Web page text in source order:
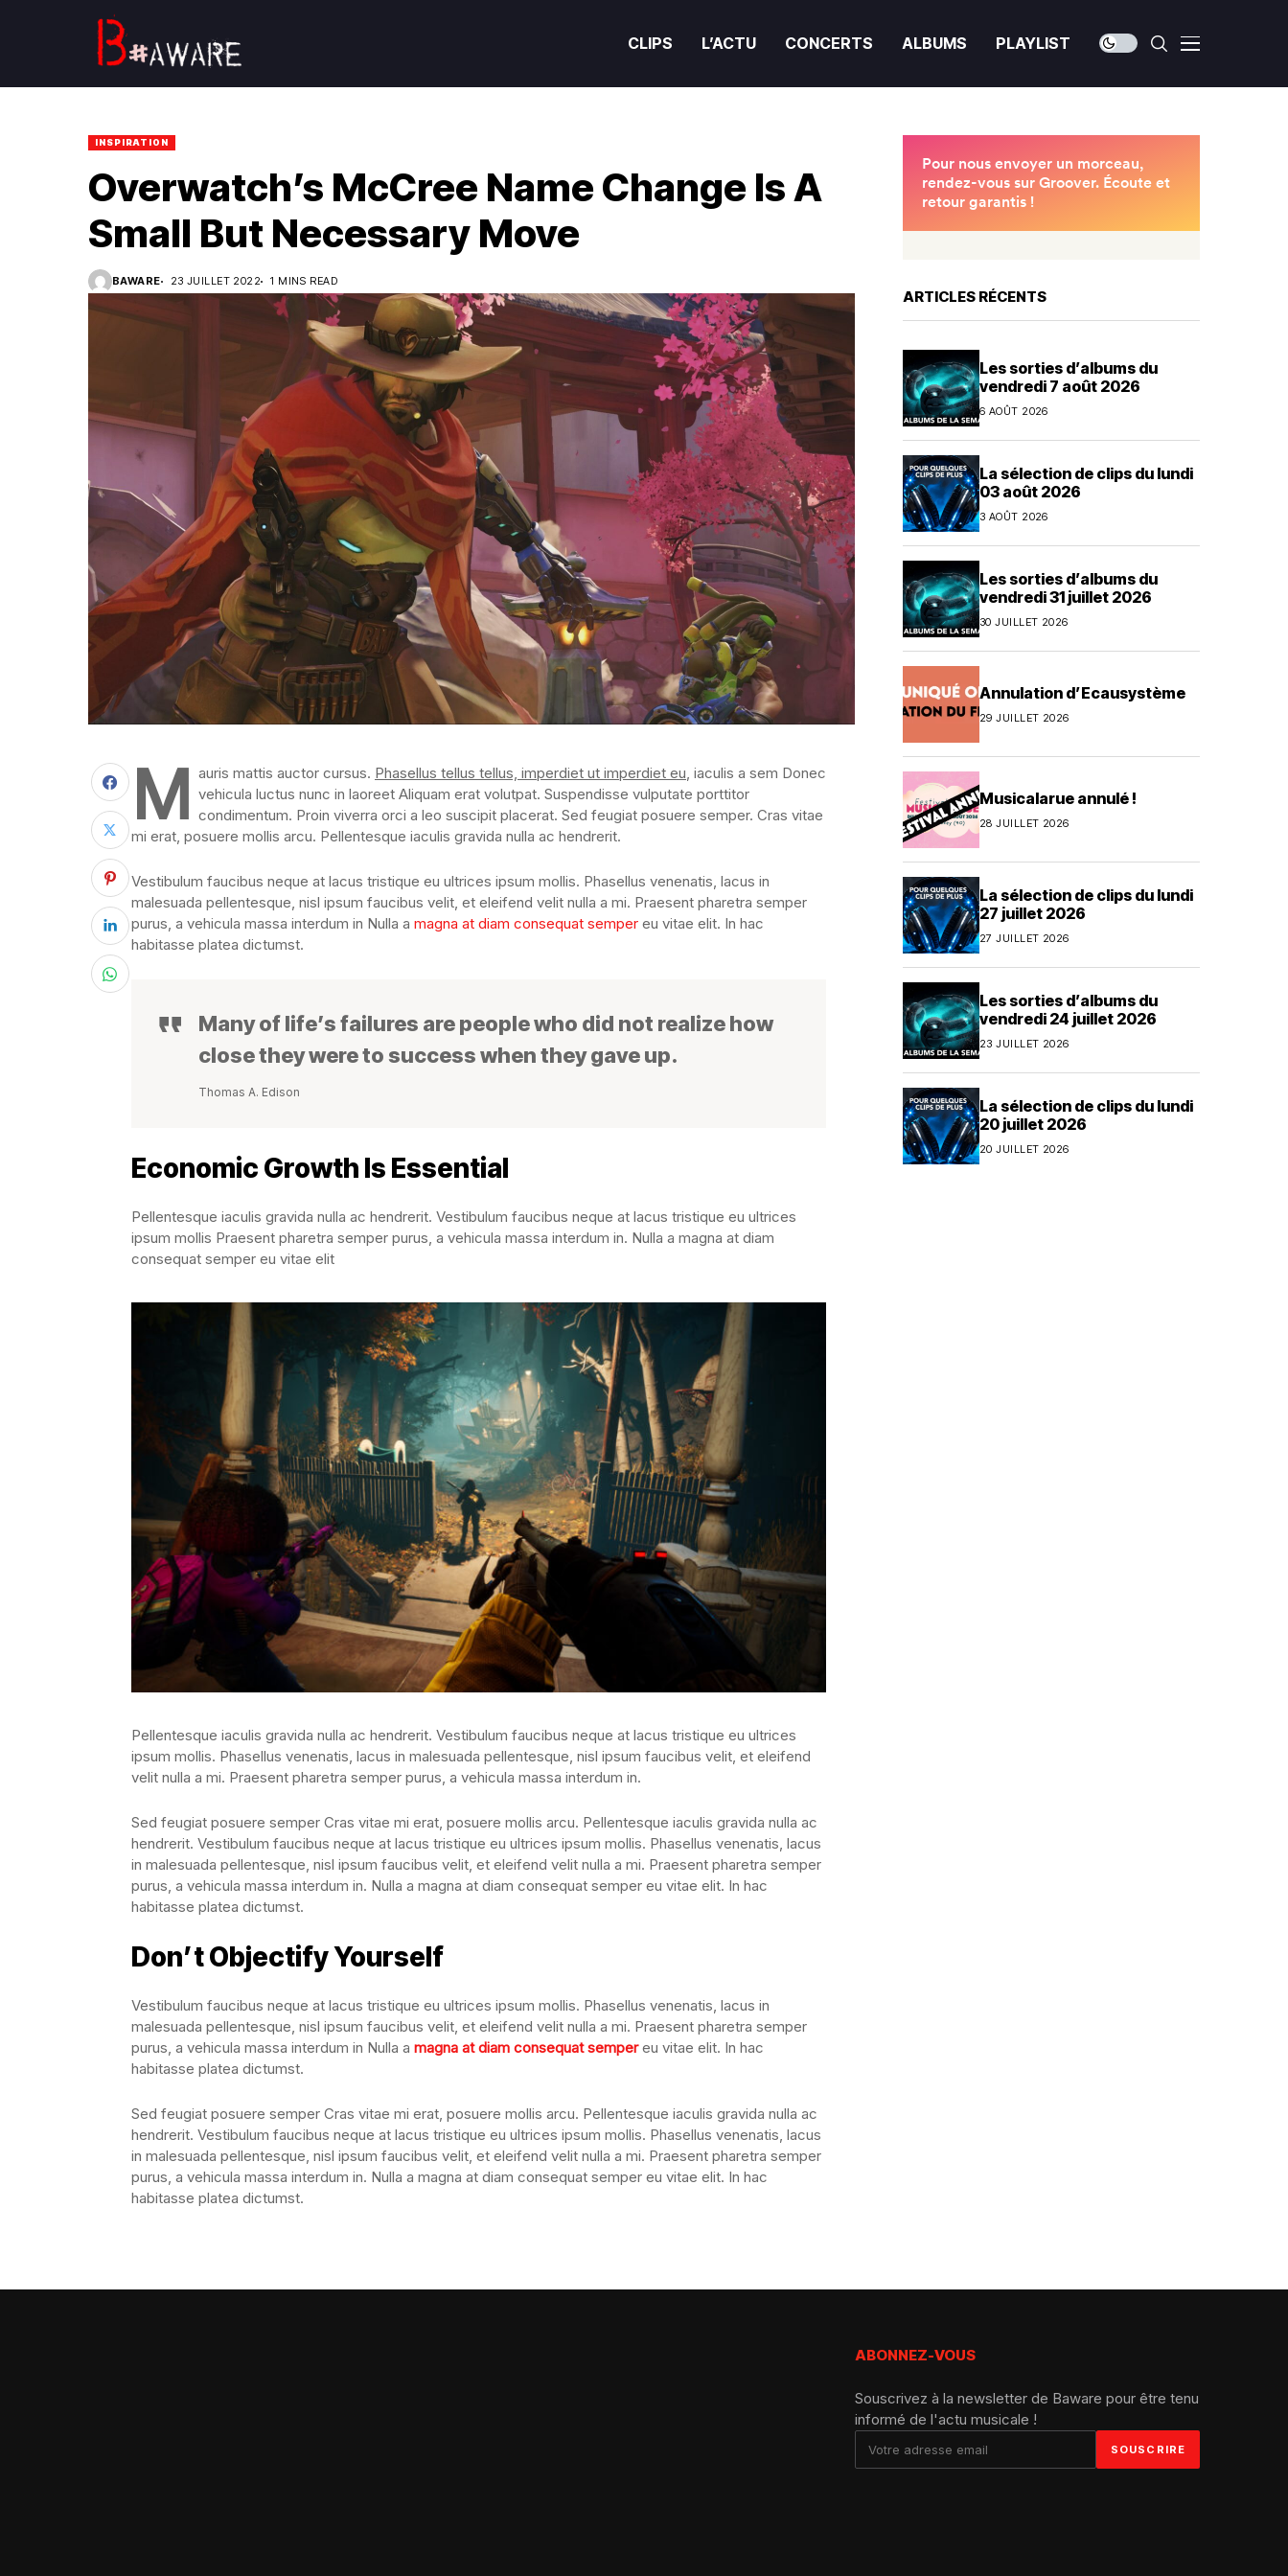
CLIPS L’ACTU CONCERTS ALBUMS PLAYLIST
INSPIRATION
Overwatch’s McCree Name Change Is A
Small But Necessary Move
BAWARE 23 JUILLET 2022 1 MINS READ
M auris mattis auctor cursus. Phasellus tellus tellus, imperdiet ut imperdiet eu, iaculis a sem Donec
vehicula luctus nunc in laoreet Aliquam erat volutpat. Suspendisse vulputate porttitor
condimentum. Proin viverra orci a leo suscipit placerat. Sed feugiat posuere semper. Cras vitae
mi erat, posuere mollis arcu. Pellentesque iaculis gravida nulla ac hendrerit.
Vestibulum faucibus neque at lacus tristique eu ultrices ipsum mollis. Phasellus venenatis, lacus in
malesuada pellentesque, nisl ipsum faucibus velit, et eleifend velit nulla a mi. Praesent pharetra semper
purus, a vehicula massa interdum in Nulla a magna at diam consequat semper eu vitae elit. In hac
habitasse platea dictumst.
Many of life’s failures are people who did not realize how
close they were to success when they gave up.
Thomas A. Edison
Economic Growth Is Essential
Pellentesque iaculis gravida nulla ac hendrerit. Vestibulum faucibus neque at lacus tristique eu ultrices
ipsum mollis Praesent pharetra semper purus, a vehicula massa interdum in. Nulla a magna at diam
consequat semper eu vitae elit
Pellentesque iaculis gravida nulla ac hendrerit. Vestibulum faucibus neque at lacus tristique eu ultrices
ipsum mollis. Phasellus venenatis, lacus in malesuada pellentesque, nisl ipsum faucibus velit, et eleifend
velit nulla a mi. Praesent pharetra semper purus, a vehicula massa interdum in.
Sed feugiat posuere semper Cras vitae mi erat, posuere mollis arcu. Pellentesque iaculis gravida nulla ac
hendrerit. Vestibulum faucibus neque at lacus tristique eu ultrices ipsum mollis. Phasellus venenatis, lacus
in malesuada pellentesque, nisl ipsum faucibus velit, et eleifend velit nulla a mi. Praesent pharetra semper
purus, a vehicula massa interdum in. Nulla a magna at diam consequat semper eu vitae elit. In hac
habitasse platea dictumst.
Don’t Objectify Yourself
Vestibulum faucibus neque at lacus tristique eu ultrices ipsum mollis. Phasellus venenatis, lacus in
malesuada pellentesque, nisl ipsum faucibus velit, et eleifend velit nulla a mi. Praesent pharetra semper
purus, a vehicula massa interdum in Nulla a magna at diam consequat sempereu vitae elit. In hac
habitasse platea dictumst.
Sed feugiat posuere semper Cras vitae mi erat, posuere mollis arcu. Pellentesque iaculis gravida nulla ac
hendrerit. Vestibulum faucibus neque at lacus tristique eu ultrices ipsum mollis. Phasellus venenatis, lacus
in malesuada pellentesque, nisl ipsum faucibus velit, et eleifend velit nulla a mi. Praesent pharetra semper
purus, a vehicula massa interdum in. Nulla a magna at diam consequat semper eu vitae elit. In hac
habitasse platea dictumst.
ARTICLES RÉCENTS
Les sorties d’albums du
vendredi 7 août 2026
6 AOÛT 2026
La sélection de clips du lundi
03 août 2026
3 AOÛT 2026
Les sorties d’albums du
vendredi 31 juillet 2026
30 JUILLET 2026
Annulation d’Ecausystème
29 JUILLET 2026
Musicalarue annulé !
28 JUILLET 2026
La sélection de clips du lundi
27 juillet 2026
27 JUILLET 2026
Les sorties d’albums du
vendredi 24 juillet 2026
23 JUILLET 2026
La sélection de clips du lundi
20 juillet 2026
20 JUILLET 2026
ABONNEZ-VOUS
Souscrivez à la newsletter de Baware pour être tenu
informé de l'actu musicale !